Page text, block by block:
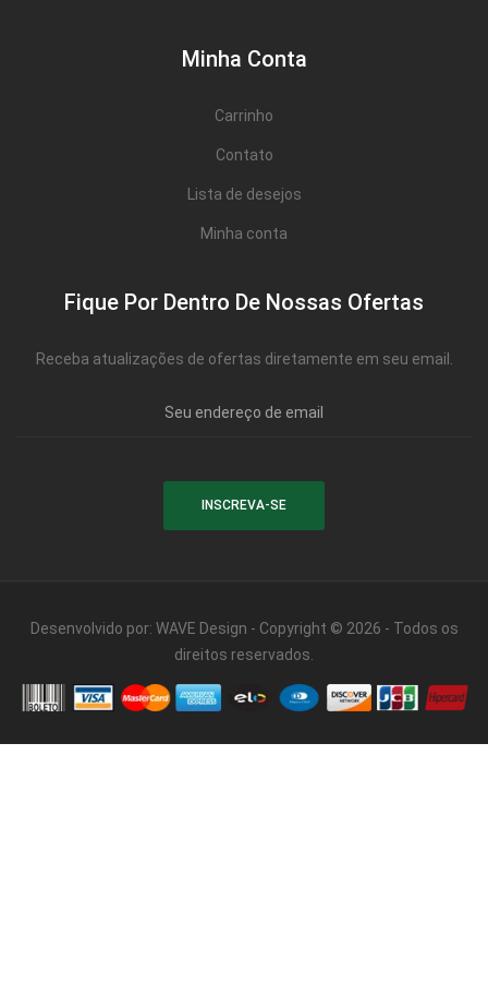
Minha Conta
Carrinho
Contato
Lista de desejos
Minha conta
Fique Por Dentro De Nossas Ofertas
Receba atualizações de ofertas diretamente em seu email.
Desenvolvido por: WAVE Design - Copyright © 2026 - Todos os
direitos reservados.